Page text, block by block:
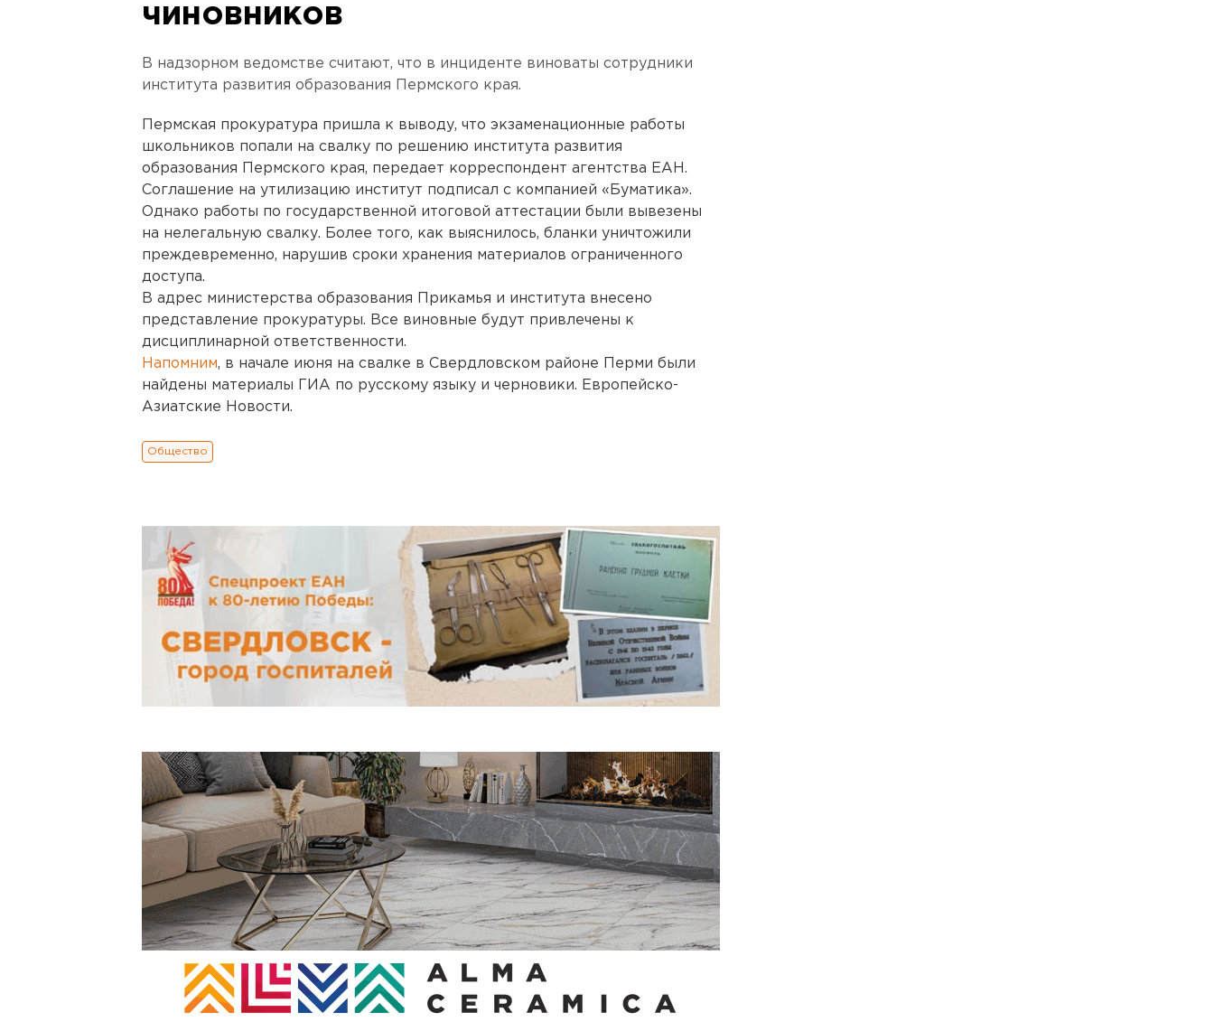
чиновников
В надзорном ведомстве считают, что в инциденте виноваты сотрудники
института развития образования Пермского края.
Пермская прокуратура пришла к выводу, что экзаменационные работы
школьников попали на свалку по решению института развития
образования Пермского края, передает корреспондент агентства ЕАН.
Соглашение на утилизацию институт подписал с компанией «Буматика».
Однако работы по государственной итоговой аттестации были вывезены
на нелегальную свалку. Более того, как выяснилось, бланки уничтожили
преждевременно, нарушив сроки хранения материалов ограниченного
доступа.
В адрес министерства образования Прикамья и института внесено
представление прокуратуры. Все виновные будут привлечены к
дисциплинарной ответственности.
Напомним, в начале июня на свалке в Свердловском районе Перми были
найдены материалы ГИА по русскому языку и черновики. Европейско-
Азиатские Новости.
Общество